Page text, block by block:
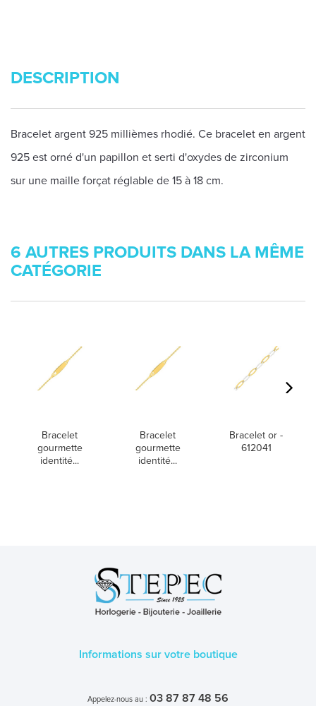
DESCRIPTION
Bracelet argent 925 millièmes rhodié. Ce bracelet en argent
925 est orné d'un papillon et serti d'oxydes de zirconium
sur une maille forçat réglable de 15 à 18 cm.
6 AUTRES PRODUITS DANS LA MÊME
CATÉGORIE
Bracelet
gourmette
identité...
Bracelet
gourmette
identité...
Bracelet or -
612041
Informations sur votre boutique
Appelez-nous au : 03 87 87 48 56